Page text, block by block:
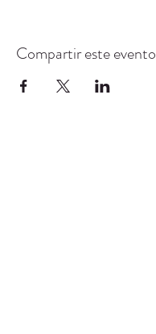
Compartir este evento